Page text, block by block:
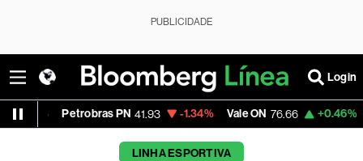
PUBLICIDADE
Login
PN 41.93 -1.34% Vale ON 76.66 +0.46% Itaú PN
LINHA ESPORTIVA